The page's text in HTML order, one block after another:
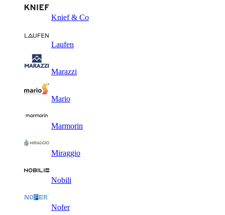
Knief & Co
Laufen
Marazzi
Mario
Marmorin
Miraggio
Nobili
Nofer